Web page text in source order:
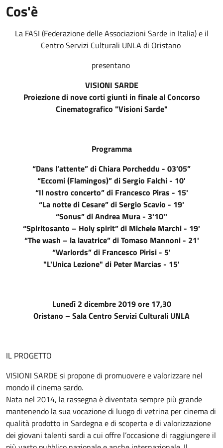
Cos'è
La FASI (Federazione delle Associazioni Sarde in Italia) e il
Centro Servizi Culturali UNLA di Oristano
presentano
VISIONI SARDE
Proiezione di nove corti giunti in finale al Concorso
Cinematografico "Visioni Sarde"
Programma
“Dans l’attente” di Chiara Porcheddu - 03’05”
“Eccomi (Flamingos)” di Sergio Falchi - 10'
“Il nostro concerto” di Francesco Piras - 15'
“La notte di Cesare” di Sergio Scavio - 19'
“Sonus” di Andrea Mura - 3'10''
“Spiritosanto – Holy spirit” di Michele Marchi - 19'
“The wash – la lavatrice” di Tomaso Mannoni - 21'
“Warlords” di Francesco Pirisi - 5'
"L'Unica Lezione" di Peter Marcias - 15'
Lunedì 2 dicembre 2019 ore 17,30
Oristano – Sala Centro Servizi Culturali UNLA
IL PROGETTO
VISIONI SARDE si propone di promuovere e valorizzare nel
mondo il cinema sardo.
Nata nel 2014, la rassegna è diventata sempre più grande
mantenendo la sua vocazione di luogo di vetrina per cinema di
qualità prodotto in Sardegna e di scoperta e di valorizzazione
dei giovani talenti sardi a cui offre l’occasione di raggiungere il